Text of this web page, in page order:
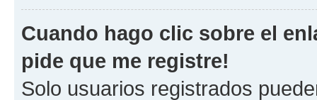
Cuando hago clic sobre el
pide que me registre!
Solo usuarios registrados